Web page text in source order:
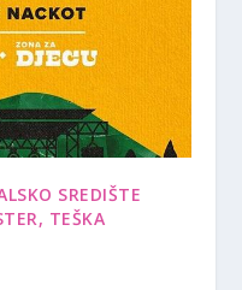
SREDIŠTE
TEŠKA